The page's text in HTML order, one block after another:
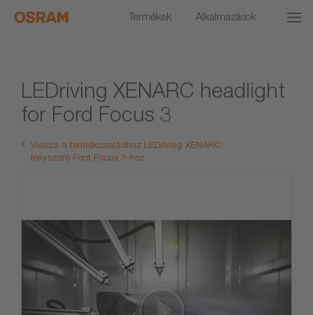
Termékek Alkalmazások
LEDriving XENARC headlight
for Ford Focus 3
Vissza a termékcsaládhoz LEDriving XENARC
fényszóró Ford Focus 3-hoz